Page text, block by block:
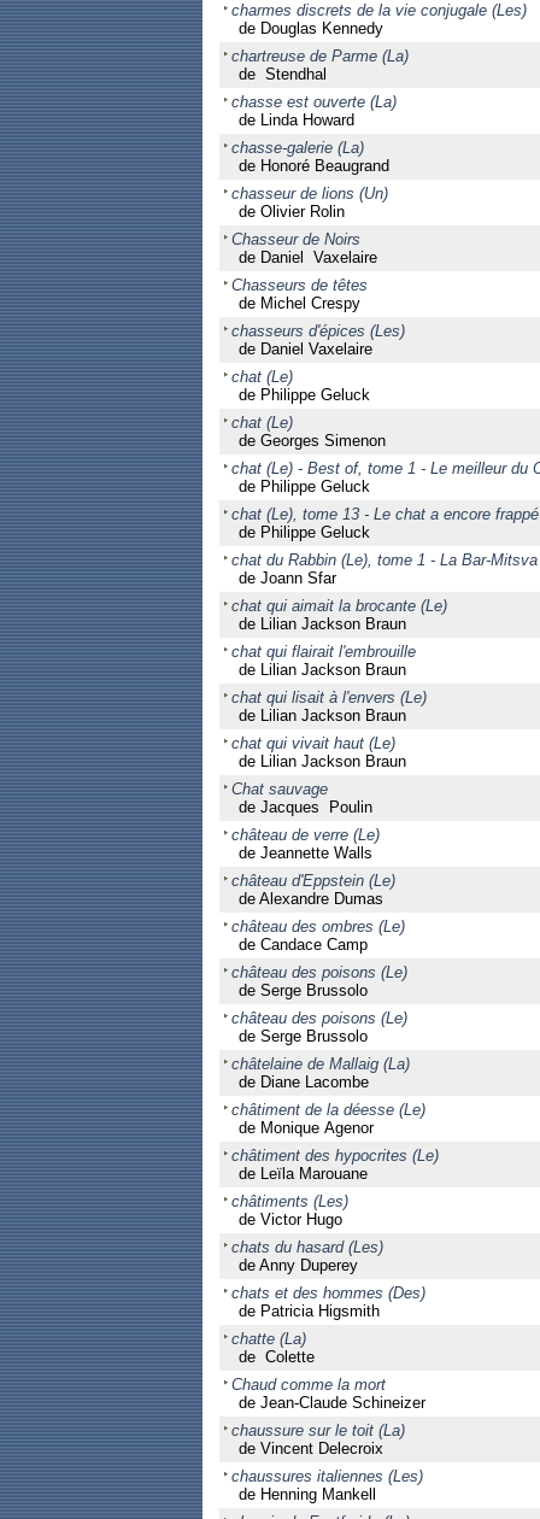
charmes discrets de la vie conjugale (Les)
de Douglas Kennedy
chartreuse de Parme (La)
de Stendhal
chasse est ouverte (La)
de Linda Howard
chasse-galerie (La)
de Honoré Beaugrand
chasseur de lions (Un)
de Olivier Rolin
Chasseur de Noirs
de Daniel Vaxelaire
Chasseurs de têtes
de Michel Crespy
chasseurs d'épices (Les)
de Daniel Vaxelaire
chat (Le)
de Philippe Geluck
chat (Le)
de Georges Simenon
chat (Le) - Best of, tome 1 - Le meilleur du
de Philippe Geluck
chat (Le), tome 13 - Le chat a encore frappé
de Philippe Geluck
chat du Rabbin (Le), tome 1 - La Bar-Mitsva
de Joann Sfar
chat qui aimait la brocante (Le)
de Lilian Jackson Braun
chat qui flairait l'embrouille
de Lilian Jackson Braun
chat qui lisait à l'envers (Le)
de Lilian Jackson Braun
chat qui vivait haut (Le)
de Lilian Jackson Braun
Chat sauvage
de Jacques Poulin
château de verre (Le)
de Jeannette Walls
château d'Eppstein (Le)
de Alexandre Dumas
château des ombres (Le)
de Candace Camp
château des poisons (Le)
de Serge Brussolo
château des poisons (Le)
de Serge Brussolo
châtelaine de Mallaig (La)
de Diane Lacombe
châtiment de la déesse (Le)
de Monique Agenor
châtiment des hypocrites (Le)
de Leïla Marouane
châtiments (Les)
de Victor Hugo
chats du hasard (Les)
de Anny Duperey
chats et des hommes (Des)
de Patricia Higsmith
chatte (La)
de Colette
Chaud comme la mort
de Jean-Claude Schineizer
chaussure sur le toit (La)
de Vincent Delecroix
chaussures italiennes (Les)
de Henning Mankell